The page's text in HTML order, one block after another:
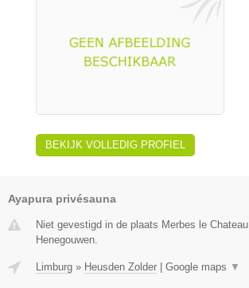
BEKIJK VOLLEDIG PROFIEL
Ayapura privésauna
Niet gevestigd in de plaats Merbes le
Henegouwen.
Limburg » Heusden Zolder Google maps ▼